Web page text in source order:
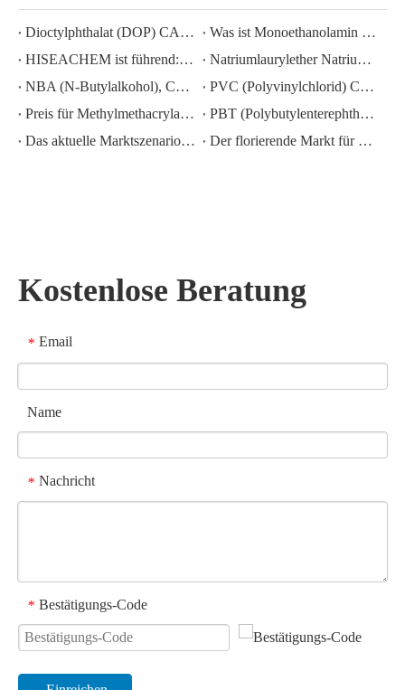
Dioctylphthalat (DOP) CAS-NR.:117-81-7
Was ist Monoethanolamin (MEA)?
HISEACHEM ist führend: Jüngste Erfolge beim Export von Essigsäure, Oxalsäure, Schwefelsäure, Salpetersäure, Natronlauge, Flüssigalkali und Natriummetabisulfit aus China
Natriumlaurylether Natriumlaurylethersulfat (sles70 %/aes 70 %) CAS-NR.: 68585-34-2sles70 %/aes 70 %) CAS-NR.: 68585-34-2
NBA (N-Butylalkohol), CAS-Nr.:71-36-3, Branchenkenntnisse
PVC (Polyvinylchlorid) CAS-NR.:9002-86-2
Preis für Methylmethacrylat MMA CAS 80-62-6 sinkt stark
PBT (Polybutylenterephthalat) CAS-NR.26062-94-2
Das aktuelle Marktszenario für Schwefelsäure in China: Ein Jahresrückblick
Der florierende Markt für Kaliumhydroxid-, Natriumhydroxid- und Wasserstoffperoxid-Exporte aus China: Ein Rückblick auf das vergangene Jahr
Kostenlose Beratung
* Email
Name
* Nachricht
* Bestätigungs-Code